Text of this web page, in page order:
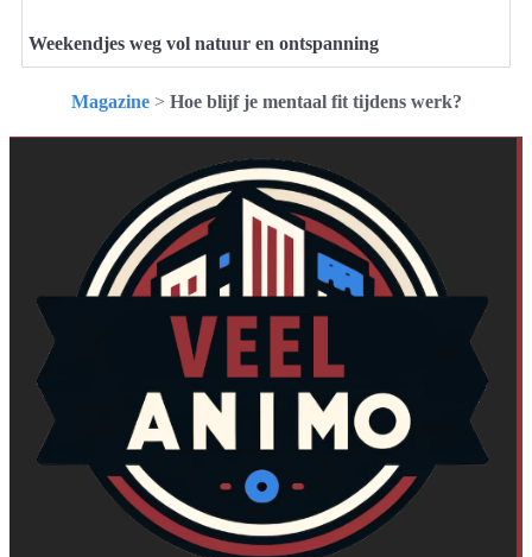
Weekendjes weg vol natuur en ontspanning
Magazine> Hoe blijf je mentaal fit tijdens werk?